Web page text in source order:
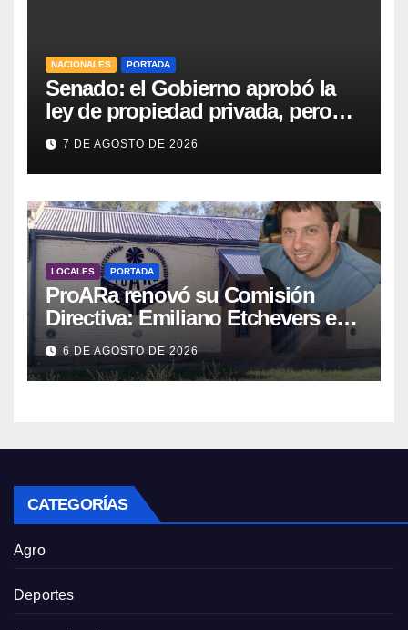
NACIONALES PORTADA
Senado: el Gobierno aprobó la
ley de propiedad privada, pero
tuvo que quitar otro capítulo
7 DE AGOSTO DE 2026
LOCALES PORTADA
ProARa renovó su Comisión
Directiva: Emiliano Etchevers es
el nuevo Presidente de la entidad
6 DE AGOSTO DE 2026
CATEGORÍAS
Agro
Deportes